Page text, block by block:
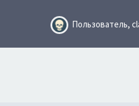
Пользователь,